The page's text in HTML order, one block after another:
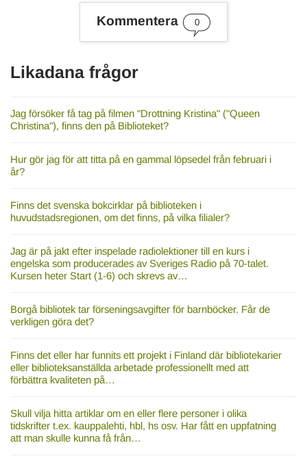
Kommentera 0
Likadana frågor
Jag försöker få tag på filmen "Drottning Kristina" ("Queen
Christina"), finns den på Biblioteket?
Hur gör jag för att titta på en gammal löpsedel från februari i
år?
Finns det svenska bokcirklar på biblioteken i
huvudstadsregionen, om det finns, på vilka filialer?
Jag är på jakt efter inspelade radiolektioner till en kurs i
engelska som producerades av Sveriges Radio på 70-talet.
Kursen heter Start (1-6) och skrevs av…
Borgå bibliotek tar förseningsavgifter för barnböcker. Får de
verkligen göra det?
Finns det eller har funnits ett projekt i Finland där bibliotekarier
eller biblioteksanställda arbetade professionellt med att
förbättra kvaliteten på…
Skull vilja hitta artiklar om en eller flere personer i olika
tidskrifter t.ex. kauppalehti, hbl, hs osv. Har fått en uppfatning
att man skulle kunna få från…